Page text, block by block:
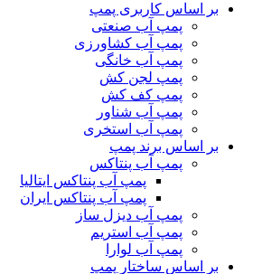
بر اساس کاربری پمپ
پمپ آب صنعتی
پمپ آب کشاورزی
پمپ آب خانگی
پمپ لجن کش
پمپ کف کش
پمپ آب شناور
پمپ آب استخری
بر اساس برند پمپ
پمپ آب پنتاکس
پمپ آب پنتاکس ایتالیا
پمپ آب پنتاکس ایران
پمپ آب دیزل ساز
پمپ آب استریم
پمپ آب لوارا
بر اساس ساختار پمپ